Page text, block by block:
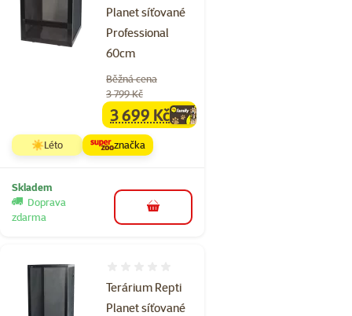
Planet síťované
Professional
60cm
Běžná cena
3 799 Kč
familycena
3 699 Kč
☀️Léto značka
Skladem
Doprava
zdarma
do košíku
Terárium Repti
Planet síťované